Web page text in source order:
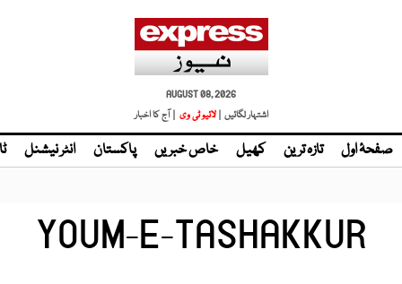
AUGUST 08, 2026
اشتہار لگائیں | لائیو ٹی وی | آج کا اخبار
صفحۂ اول تازہ ترین کھیل خاص خبریں پاکستان انٹر نیشنل
YOUM-E-TASHAKKUR